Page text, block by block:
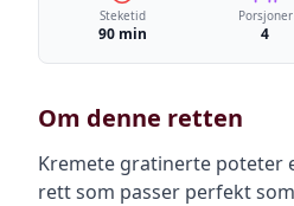
Steketid
90 min
Porsjoner
4
Om denne retten
Kremete gratinerte poteter
rett som passer perfekt